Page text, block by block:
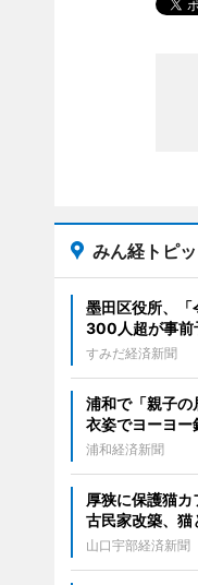
みん経トピ
墨田区役所、
300人超が事前
すみだ経済新聞
浦和で「親子
衣姿でヨーヨー
浦和経済新聞
厚狭に保護猫
古民家改築、猫
山口宇部経済新聞